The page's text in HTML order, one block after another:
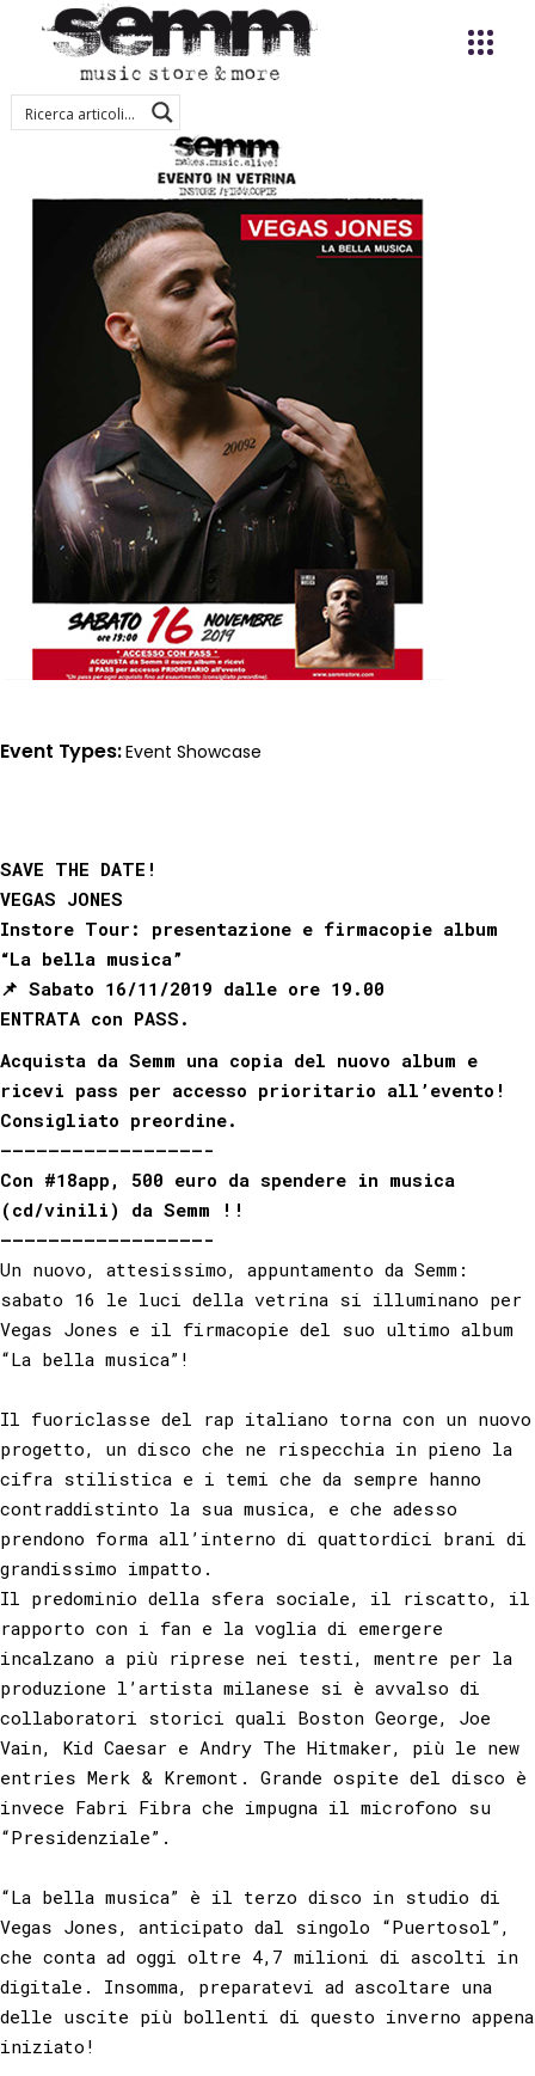
Event Types Event Showcase
SAVE THE DATE! ⁠⠀
VEGAS JONES
Instore Tour: presentazione e firmacopie album
“La bella musica” ⁠⠀
📌 Sabato 16/11/2019 dalle ore 19.00⁠⠀
ENTRATA con PASS. ⁠⠀
Acquista da Semm una copia del nuovo album e
ricevi ⁣pass per accesso prioritario all’evento!⁣
Consigliato preordine⁣.⠀⁠⠀
—————————————————-⁠
Con #18app , 500 euro da spendere in musica
(cd/vinili) da Semm !!⁠⠀
—————————————————-⁠
Un nuovo, attesissimo, appuntamento da Semm:
sabato 16 le luci della vetrina si illuminano per
Vegas Jones e il firmacopie del suo ultimo album
“La bella musica”!⁠⠀
Il fuoriclasse del rap italiano torna con un nuovo
progetto, un disco che ne rispecchia in pieno la
cifra stilistica e i temi che da sempre hanno
contraddistinto la sua musica, e che adesso
prendono forma all’interno di quattordici brani di
grandissimo impatto. ⁠⠀
Il predominio della sfera sociale, il riscatto, il
rapporto con i fan e la voglia di emergere
incalzano a più riprese nei testi, mentre per la
produzione l’artista milanese si è avvalso di
collaboratori storici quali Boston George, Joe
Vain, Kid Caesar e Andry The Hitmaker, più le new
entries Merk & Kremont. Grande ospite del disco è
invece Fabri Fibra che impugna il microfono su
“Presidenziale”.⁠⠀
“La bella musica” è il terzo disco in studio di
Vegas Jones, anticipato dal singolo “Puertosol”,
che conta ad oggi oltre 4,7 milioni di ascolti in
digitale. Insomma, preparatevi ad ascoltare una
delle uscite più bollenti di questo inverno appena
iniziato!⁠⠀